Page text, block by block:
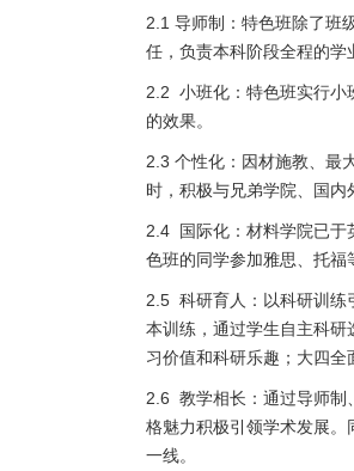
2.1 导师制：特色班除了班
任，负责本科阶段全程的学
2.2 小班化：特色班实行小
的效果。
2.3 个性化：因材施教、最
时，积极与兄弟学院、国内
2.4 国际化：材料学院已
色班的同学参加雅思、托福
2.5 科研育人：以科研训练
本训练，通过学生自主科研
习价值和科研乐趣；大四全
2.6 教学相长：通过导师制
格魅力积极引领学术发展
一线。